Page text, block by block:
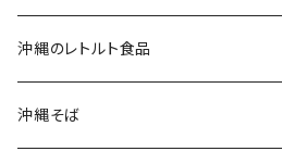
三枚肉そば(ラフテーそば)
名嘉真製菓本舗
珍品堂
沖縄のレトルト食品
ポークランチョンミート
沖縄そば